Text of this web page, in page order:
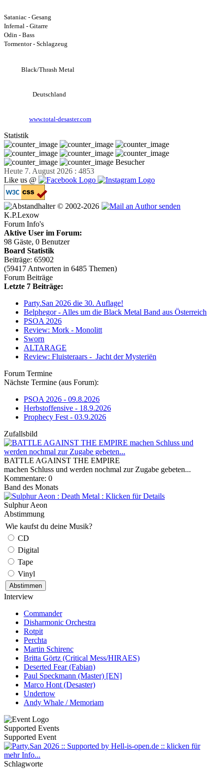
Sataniac - Gesang
Infernal - Gitarre
Odin - Bass
Tormentor - Schlagzeug
Black/Thrash Metal
Deutschland
www.total-desaster.com
Statistik
Besucher
Heute 7. August 2026 : 4853
Like us @
© 2002-2026
K.P.Lexow
Forum Info's
Aktive User im Forum:
98 Gäste, 0 Benutzer
Board Statistik
Beiträge: 65902
(59417 Antworten in 6485 Themen)
Forum Beiträge
Letzte 7 Beiträge:
Party.San 2026 die 30. Auflage!
Belphegor - Alles um die Black Metal Band aus Österreich
PSOA 2026
Review: Mork - Monolitt
Sworn
ALTARAGE
Review: Fluisteraars - Jacht der Mysteriën
Forum Termine
Nächste Termine (aus Forum):
PSOA 2026 - 09.8.2026
Herbstoffensive - 18.9.2026
Prophecy Fest - 03.9.2026
Zufallsbild
BATTLE AGAINST THE EMPIRE
machen Schluss und werden nochmal zur Zugabe gebeten...
Kommentare: 0
Band des Monats
Sulphur Aeon
Abstimmung
Wie kaufst du deine Musik?
CD
Digital
Tape
Vinyl
Interview
Commander
Disharmonic Orchestra
Rotpit
Perchta
Martin Schirenc
Britta Görtz (Critical Mess/HIRAES)
Deserted Fear (Fabian)
Paul Speckmann (Master) [EN]
Marco Hont (Desaster)
Undertow
Andy Whale / Memoriam
Supported Events
Supported Event
Schlagworte